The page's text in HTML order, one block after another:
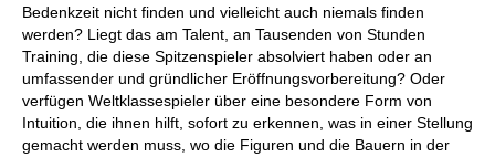
Bedenkzeit nicht finden und vielleicht auch niemals finden
werden? Liegt das am Talent, an Tausenden von Stunden
Training, die diese Spitzenspieler absolviert haben oder an
umfassender und gründlicher Eröffnungsvorbereitung? Oder
verfügen Weltklassespieler über eine besondere Form von
Intuition, die ihnen hilft, sofort zu erkennen, was in einer Stellung
gemacht werden muss, wo die Figuren und die Bauern in der